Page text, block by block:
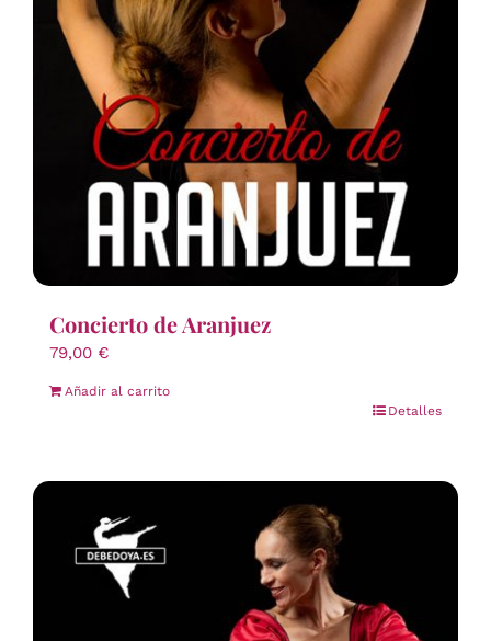
Concierto de Aranjuez
79,00 €
Añadir al carrito
Detalles